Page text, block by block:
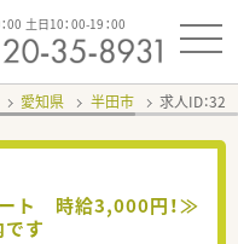
00 土日10：00-19：00
愛知県 半田市 求人ID：
ート 時給3,000円！≫
です